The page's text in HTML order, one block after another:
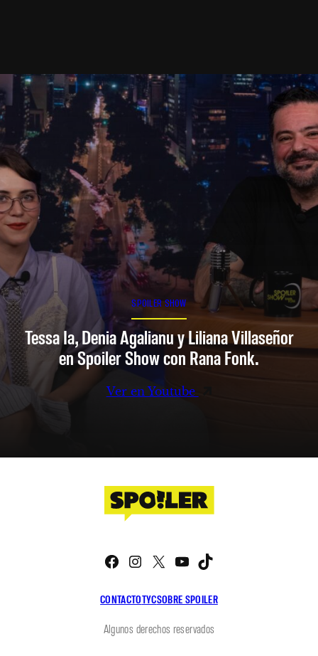
SPOILER SHOW
Tessa Ia, Denia Agalianu y Liliana Villaseñor
en Spoiler Show con Rana Fonk.
Ver en Youtube
CONTACTOTYCSOBRE SPOILER
Facebook
Instagram
X YouTube
Algunos derechos reservados